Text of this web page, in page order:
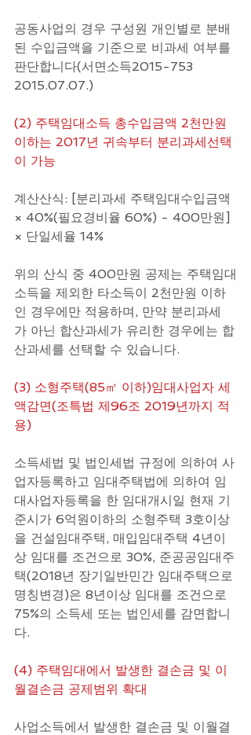
공동사업의 경우 구성원 개인별로 분배
된 수입금액을 기준으로 비과세 여부를
판단합니다(서면소득2015-753
2015.07.07.)
(2) 주택임대소득 총수입금액 2천만원
이하는 2017년 귀속부터 분리과세선택
이 가능
계산산식: [분리과세 주택임대수입금액
× 40%(필요경비율 60%) - 400만원]
× 단일세율 14%
위의 산식 중 400만원 공제는 주택임대
소득을 제외한 타소득이 2천만원 이하
인 경우에만 적용하며, 만약 분리과세
가 아닌 합산과세가 유리한 경우에는 합
산과세를 선택할 수 있습니다.
(3) 소형주택(85㎡ 이하)임대사업자 세
액감면(조특법 제96조 2019년까지 적
용)
소득세법 및 법인세법 규정에 의하여 사
업자등록하고 임대주택법에 의하여 임
대사업자등록을 한 임대개시일 현재 기
준시가 6억원이하의 소형주택 3호이상
을 건설임대주택, 매입임대주택 4년이
상 임대를 조건으로 30%, 준공공임대주
택(2018년 장기일반민간 임대주택으로
명칭변경)은 8년이상 임대를 조건으로
75%의 소득세 또는 법인세를 감면합니
다.
(4) 주택임대에서 발생한 결손금 및 이
월결손금 공제범위 확대
사업소득에서 발생한 결손금 및 이월결